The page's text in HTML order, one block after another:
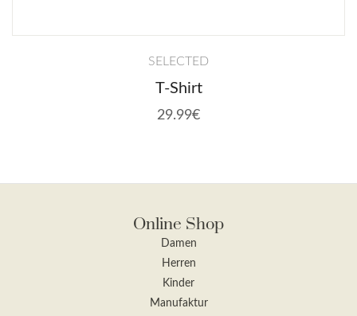
SELECTED
T-Shirt
29.99€
Online Shop
Damen
Herren
Kinder
Manufaktur